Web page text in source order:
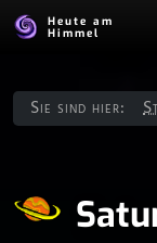
Heute am
Himmel
Sie sind hier: